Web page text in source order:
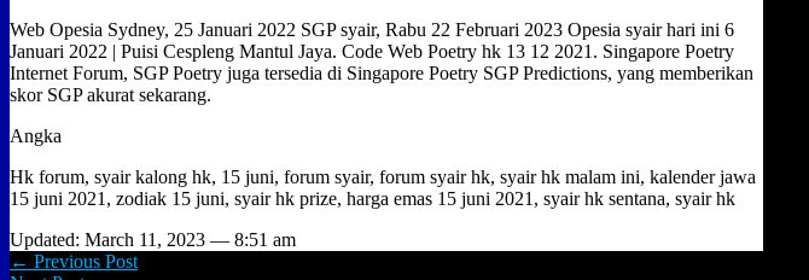
Web Opesia Sydney, 25 Januari 2022 SGP syair, Rabu 22 Februari 2023 Opesia syair hari ini 6
Januari 2022 | Puisi Cespleng Mantul Jaya. Code Web Poetry hk 13 12 2021. Singapore Poetry
Internet Forum, SGP Poetry juga tersedia di Singapore Poetry SGP Predictions, yang memberikan
skor SGP akurat sekarang.
Angka
Hk forum, syair kalong hk, 15 juni, forum syair, forum syair hk, syair hk malam ini, kalender jawa
15 juni 2021, zodiak 15 juni, syair hk prize, harga emas 15 juni 2021, syair hk sentana, syair hk
Updated: March 11, 2023 — 8:51 am
← Previous Post